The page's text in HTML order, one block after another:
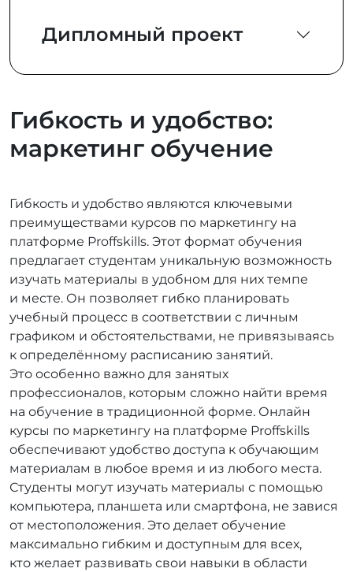
Дипломный проект
Гибкость и удобство:
маркетинг обучение
Гибкость и удобство являются ключевыми
преимуществами курсов по маркетингу на
платформе Proffskills. Этот формат обучения
предлагает студентам уникальную возможность
изучать материалы в удобном для них темпе
и месте. Он позволяет гибко планировать
учебный процесс в соответствии с личным
графиком и обстоятельствами, не привязываясь
к определённому расписанию занятий.
Это особенно важно для занятых
профессионалов, которым сложно найти время
на обучение в традиционной форме. Онлайн
курсы по маркетингу на платформе Proffskills
обеспечивают удобство доступа к обучающим
материалам в любое время и из любого места.
Студенты могут изучать материалы с помощью
компьютера, планшета или смартфона, не завися
от местоположения. Это делает обучение
максимально гибким и доступным для всех,
кто желает развивать свои навыки в области